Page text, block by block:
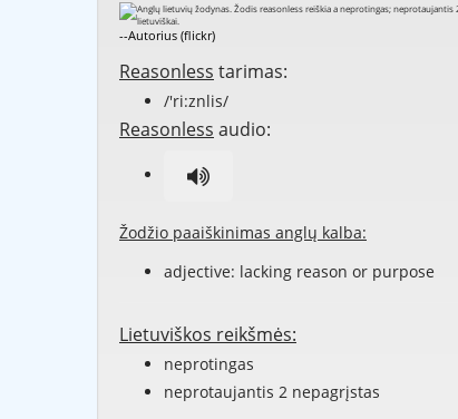
--Autorius (flickr)
Reasonless tarimas:
/'ri:znlis/
Reasonless audio:
Žodžio paaiškinimas anglų kalba:
adjective: lacking reason or purpose
Lietuviškos reikšmės:
neprotingas
neprotaujantis 2 nepagrįstas